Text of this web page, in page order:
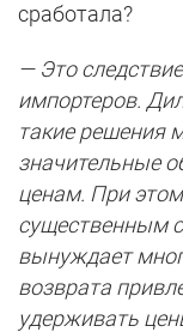
сработала?
— Это
импортеров.
такие решения
значительные
ценам. При
существенным
вынуждает
возврата
удерживать